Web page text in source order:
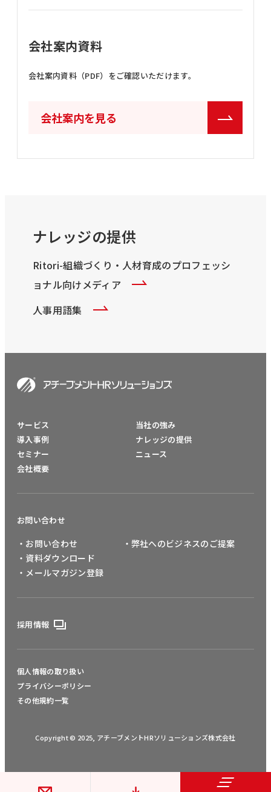
会社案内資料
会社案内資料（PDF）をご確認いただけます。
会社案内を見る
ナレッジの提供
Ritori-組織づくり・人材育成のプロフェッシ
ョナル向けメディア
人事用語集
サービス
導入事例
セミナー
会社概要
当社の強み
ナレッジの提供
ニュース
お問い合わせ
・お問い合わせ
・資料ダウンロード
・メールマガジン登録
・弊社へのビジネスのご提案
採用情報
個人情報の取り扱い
プライバシーポリシー
その他規約一覧
Copyright © 2025, アチーブメントHRソリューションズ株式会社